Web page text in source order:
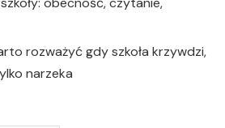
rozważyć gdy szkoła krzywdzi,
narzeka